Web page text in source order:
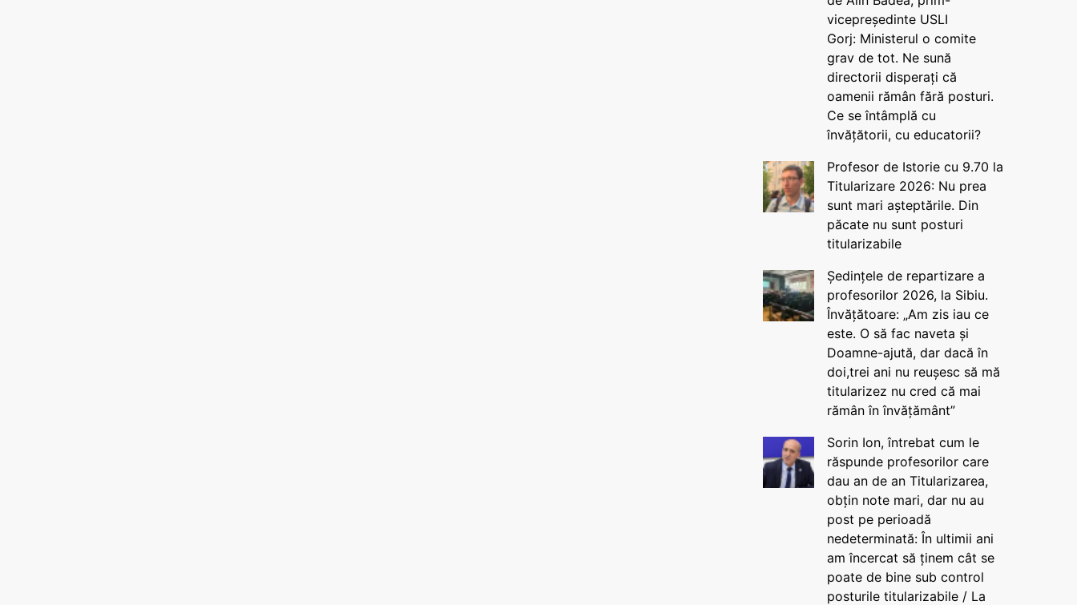
vicepreședinte USLI
Gorj: Ministerul o comite
grav de tot. Ne sună
directorii disperați că
oamenii rămân fără posturi.
Ce se întâmplă cu
învățătorii, cu educatorii?
Profesor de Istorie cu 9.70 la
Titularizare 2026: Nu prea
sunt mari așteptările. Din
păcate nu sunt posturi
titularizabile
Ședințele de repartizare a
profesorilor 2026, la Sibiu.
Învățătoare: „Am zis iau ce
este. O să fac naveta și
Doamne-ajută, dar dacă în
doi,trei ani nu reușesc să mă
titularizez nu cred că mai
rămân în învățământ”
Sorin Ion, întrebat cum le
răspunde profesorilor care
dau an de an Titularizarea,
obțin note mari, dar nu au
post pe perioadă
nedeterminată: În ultimii ani
am încercat să ținem cât se
poate de bine sub control
posturile titularizabile / La